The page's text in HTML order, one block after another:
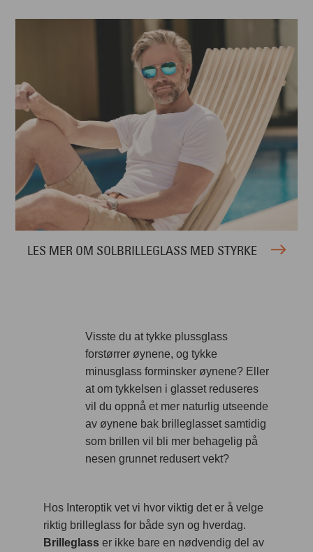
LES MER OM SOLBRILLEGLASS MED STYRKE
Visste du at tykke plussglass
forstørrer øynene, og tykke
minusglass forminsker øynene? Eller
at om tykkelsen i glasset reduseres
vil du oppnå et mer naturlig utseende
av øynene bak brilleglasset samtidig
som brillen vil bli mer behagelig på
nesen grunnet redusert vekt?
Hos Interoptik vet vi hvor viktig det er å velge
riktig brilleglass for både syn og hverdag.
Brilleglass er ikke bare en nødvendig del av